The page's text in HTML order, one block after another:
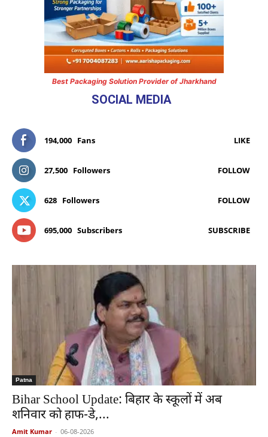
Best Packaging Solution Provider of Jharkhand
SOCIAL MEDIA
194,000 Fans LIKE
27,500 Followers FOLLOW
628 Followers FOLLOW
695,000 Subscribers SUBSCRIBE
Patna
Bihar School Update: बिहार के स्कूलों में अब
शनिवार को हाफ-डे,...
Amit Kumar - 06-08-2026